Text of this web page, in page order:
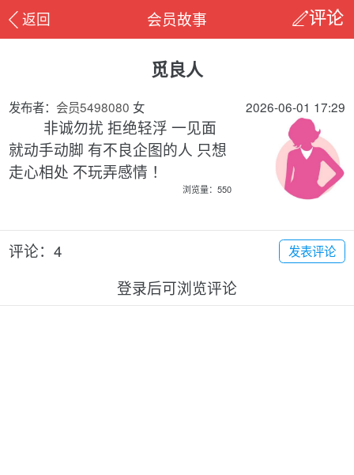
返回 评论
会员故事
觅良人
2026-06-01 17:29
发布者： 会员5498080 女
非诚勿扰 拒绝轻浮 一见面
就动手动脚 有不良企图的人 只想
走心相处 不玩弄感情 ！
浏览量：550
发表评论
评论：4
登录后可浏览评论